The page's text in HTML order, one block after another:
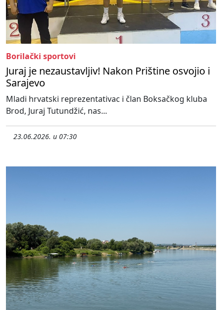
Borilački sportovi
Juraj je nezaustavljiv! Nakon Prištine osvojio i
Sarajevo
Mladi hrvatski reprezentativac i član Boksačkog kluba
Brod, Juraj Tutundžić, nas...
23.06.2026. u 07:30